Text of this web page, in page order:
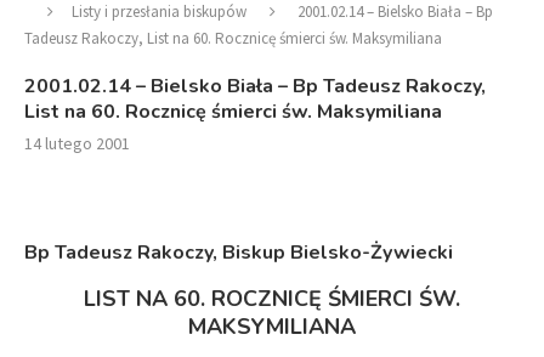
Listy i przesłania biskupów
2001.02.14 – Bielsko Biała – Bp
Tadeusz Rakoczy, List na 60. Rocznicę śmierci św. Maksymiliana
2001.02.14 – Bielsko Biała – Bp Tadeusz Rakoczy,
List na 60. Rocznicę śmierci św. Maksymiliana
14 lutego 2001
Bp Tadeusz Rakoczy, Biskup Bielsko-Żywiecki
LIST NA 60. ROCZNICĘ ŚMIERCI ŚW.
MAKSYMILIANA